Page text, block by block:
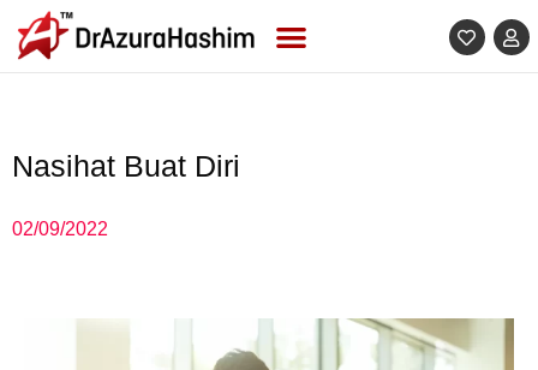
content
Nasihat Buat Diri
02/09/2022